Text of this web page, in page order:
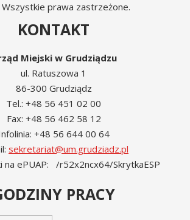
Wszystkie prawa zastrzeżone.
KONTAKT
Miejski w Grudziądzu
ul. Ratuszowa 1
86-300 Grudziądz
Tel.: +48 56 451 02 00
Fax: +48 56 462 58 12
+48 56 644 00 64
sekretariat@um.grudziadz.pl
na ePUAP: /r52x2ncx64/SkrytkaESP
PRACY